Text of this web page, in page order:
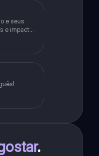
e seus
e impacto
.